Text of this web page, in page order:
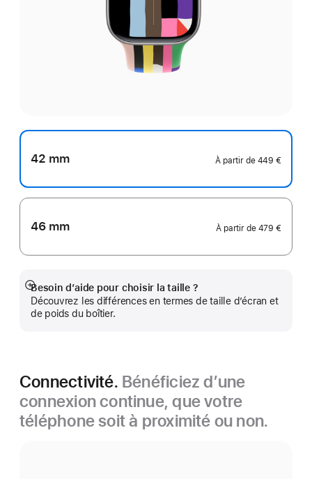
42 mm À partir de 449 €
46 mm À partir de 479 €
Besoin d’aide pour choisir la taille ?
Découvrez les différences en termes de taille d’écran et
de poids du boîtier.
Afficher
plus
Connectivité. Bénéficiez d’une
connexion continue, que votre
téléphone soit à proximité ou non.